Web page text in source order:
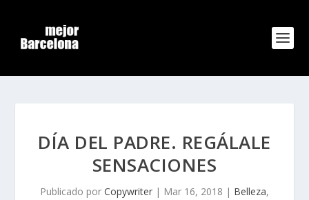
DÍA DEL PADRE. REGÁLALE
SENSACIONES
Publicado por Copywriter | Mar 16, 2018 | Belleza,